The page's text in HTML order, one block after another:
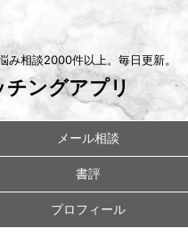
み相談2000件以上。毎日更新。
ングアプリ
メール相談
書評
プロフィール